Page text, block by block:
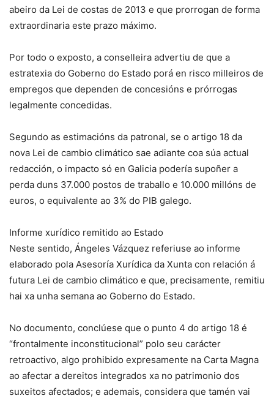
abeiro da Lei de costas de 2013 e que prorrogan de forma
extraordinaria este prazo máximo.
Por todo o exposto, a conselleira advertiu de que a
estratexia do Goberno do Estado porá en risco milleiros de
empregos que dependen de concesións e prórrogas
legalmente concedidas.
Segundo as estimacións da patronal, se o artigo 18 da
nova Lei de cambio climático sae adiante coa súa actual
redacción, o impacto só en Galicia podería supoñer a
perda duns 37.000 postos de traballo e 10.000 millóns de
euros, o equivalente ao 3% do PIB galego.
Informe xurídico remitido ao Estado
Neste sentido, Ángeles Vázquez referiuse ao informe
elaborado pola Asesoría Xurídica da Xunta con relación á
futura Lei de cambio climático e que, precisamente, remitiu
hai xa unha semana ao Goberno do Estado.
No documento, conclúese que o punto 4 do artigo 18 é
“frontalmente inconstitucional” polo seu carácter
retroactivo, algo prohibido expresamente na Carta Magna
ao afectar a dereitos integrados xa no patrimonio dos
suxeitos afectados; e ademais, considera que tamén vai